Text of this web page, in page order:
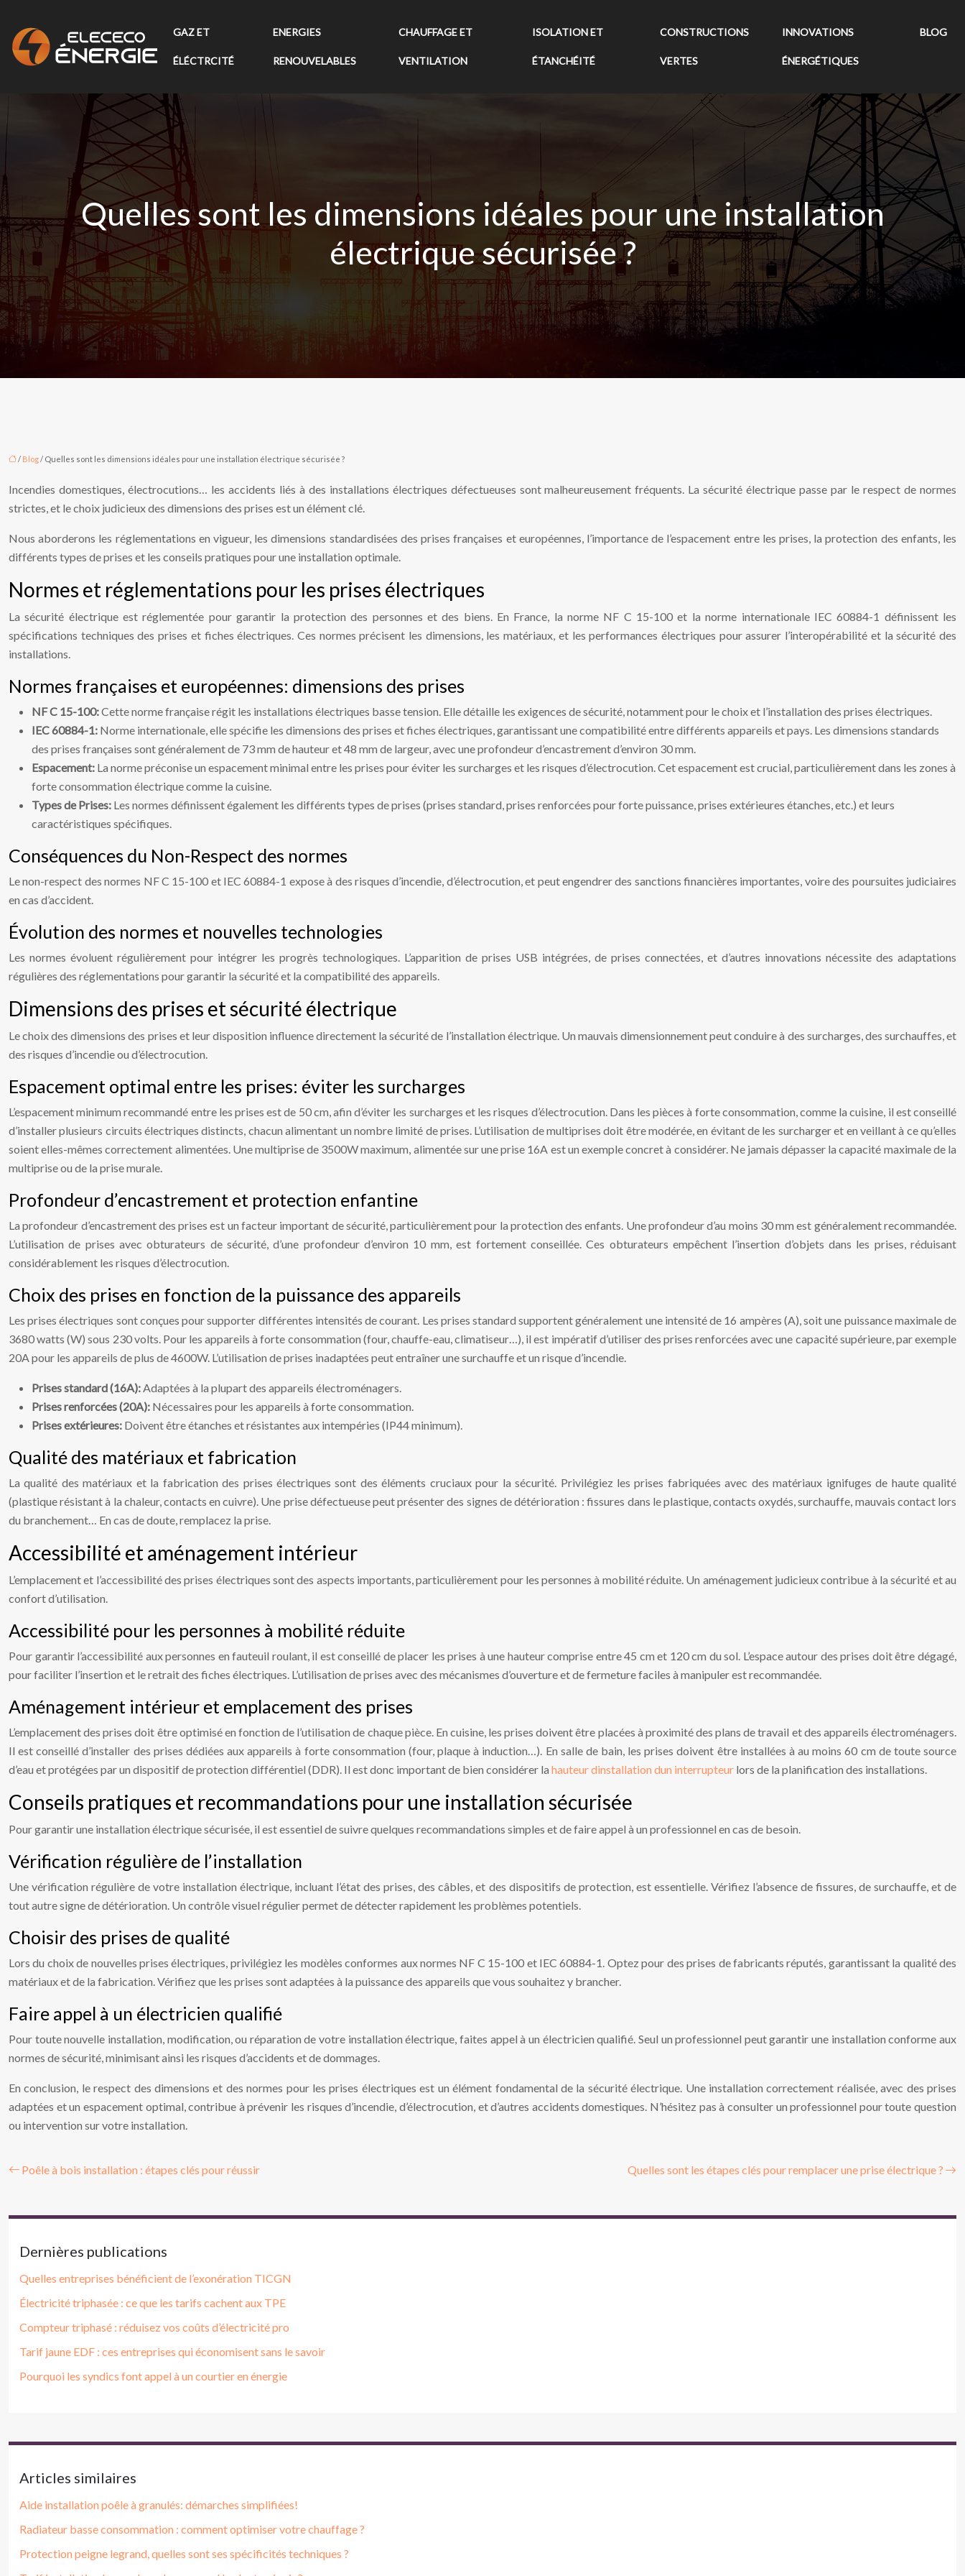
GAZ ET
ÉLÉCTRCITÉ
ENERGIES
RENOUVELABLES
CHAUFFAGE ET
VENTILATION
ISOLATION ET
ÉTANCHÉITÉ
CONSTRUCTIONS
VERTES
INNOVATIONS
ÉNERGÉTIQUES
BLOG
Quelles sont les dimensions idéales pour une installation
électrique sécurisée ?
/ Blog/ Quelles sont les dimensions idéales pour une installation électrique sécurisée ?
Incendies domestiques, électrocutions… les accidents liés à des installations électriques défectueuses sont malheureusement fréquents. La sécurité électrique passe par le respect de normes
strictes, et le choix judicieux des dimensions des prises est un élément clé.
Nous aborderons les réglementations en vigueur, les dimensions standardisées des prises françaises et européennes, l’importance de l’espacement entre les prises, la protection des enfants, les
différents types de prises et les conseils pratiques pour une installation optimale.
Normes et réglementations pour les prises électriques
La sécurité électrique est réglementée pour garantir la protection des personnes et des biens. En France, la norme NF C 15-100 et la norme internationale IEC 60884-1 définissent les
spécifications techniques des prises et fiches électriques. Ces normes précisent les dimensions, les matériaux, et les performances électriques pour assurer l’interopérabilité et la sécurité des
installations.
Normes françaises et européennes: dimensions des prises
NF C 15-100:Cette norme française régit les installations électriques basse tension. Elle détaille les exigences de sécurité, notamment pour le choix et l’installation des prises électriques.
IEC 60884-1: Norme internationale, elle spécifie les dimensions des prises et fiches électriques, garantissant une compatibilité entre différents appareils et pays. Les dimensions standards
des prises françaises sont généralement de 73 mm de hauteur et 48 mm de largeur, avec une profondeur d’encastrement d’environ 30 mm.
Espacement: La norme préconise un espacement minimal entre les prises pour éviter les surcharges et les risques d’électrocution. Cet espacement est crucial, particulièrement dans les zones à
forte consommation électrique comme la cuisine.
Types de Prises: Les normes définissent également les différents types de prises (prises standard, prises renforcées pour forte puissance, prises extérieures étanches, etc.) et leurs
caractéristiques spécifiques.
Conséquences du Non-Respect des normes
Le non-respect des normes NF C 15-100 et IEC 60884-1 expose à des risques d’incendie, d’électrocution, et peut engendrer des sanctions financières importantes, voire des poursuites judiciaires
en cas d’accident.
Évolution des normes et nouvelles technologies
Les normes évoluent régulièrement pour intégrer les progrès technologiques. L’apparition de prises USB intégrées, de prises connectées, et d’autres innovations nécessite des adaptations
régulières des réglementations pour garantir la sécurité et la compatibilité des appareils.
Dimensions des prises et sécurité électrique
Le choix des dimensions des prises et leur disposition influence directement la sécurité de l’installation électrique. Un mauvais dimensionnement peut conduire à des surcharges, des surchauffes, et
des risques d’incendie ou d’électrocution.
Espacement optimal entre les prises: éviter les surcharges
L’espacement minimum recommandé entre les prises est de 50 cm, afin d’éviter les surcharges et les risques d’électrocution. Dans les pièces à forte consommation, comme la cuisine, il est conseillé
d’installer plusieurs circuits électriques distincts, chacun alimentant un nombre limité de prises. L’utilisation de multiprises doit être modérée, en évitant de les surcharger et en veillant à ce qu’elles
soient elles-mêmes correctement alimentées. Une multiprise de 3500W maximum, alimentée sur une prise 16A est un exemple concret à considérer. Ne jamais dépasser la capacité maximale de la
multiprise ou de la prise murale.
Profondeur d’encastrement et protection enfantine
La profondeur d’encastrement des prises est un facteur important de sécurité, particulièrement pour la protection des enfants. Une profondeur d’au moins 30 mm est généralement recommandée.
L’utilisation de prises avec obturateurs de sécurité, d’une profondeur d’environ 10 mm, est fortement conseillée. Ces obturateurs empêchent l’insertion d’objets dans les prises, réduisant
considérablement les risques d’électrocution.
Choix des prises en fonction de la puissance des appareils
Les prises électriques sont conçues pour supporter différentes intensités de courant. Les prises standard supportent généralement une intensité de 16 ampères (A), soit une puissance maximale de
3680 watts (W) sous 230 volts. Pour les appareils à forte consommation (four, chauffe-eau, climatiseur…), il est impératif d’utiliser des prises renforcées avec une capacité supérieure, par exemple
20A pour les appareils de plus de 4600W. L’utilisation de prises inadaptées peut entraîner une surchauffe et un risque d’incendie.
Prises standard (16A):Adaptées à la plupart des appareils électroménagers.
Prises renforcées (20A): Nécessaires pour les appareils à forte consommation.
Prises extérieures: Doivent être étanches et résistantes aux intempéries (IP44 minimum).
Qualité des matériaux et fabrication
La qualité des matériaux et la fabrication des prises électriques sont des éléments cruciaux pour la sécurité. Privilégiez les prises fabriquées avec des matériaux ignifuges de haute qualité
(plastique résistant à la chaleur, contacts en cuivre). Une prise défectueuse peut présenter des signes de détérioration : fissures dans le plastique, contacts oxydés, surchauffe, mauvais contact lors
du branchement… En cas de doute, remplacez la prise.
Accessibilité et aménagement intérieur
L’emplacement et l’accessibilité des prises électriques sont des aspects importants, particulièrement pour les personnes à mobilité réduite. Un aménagement judicieux contribue à la sécurité et au
confort d’utilisation.
Accessibilité pour les personnes à mobilité réduite
Pour garantir l’accessibilité aux personnes en fauteuil roulant, il est conseillé de placer les prises à une hauteur comprise entre 45 cm et 120 cm du sol. L’espace autour des prises doit être dégagé,
pour faciliter l’insertion et le retrait des fiches électriques. L’utilisation de prises avec des mécanismes d’ouverture et de fermeture faciles à manipuler est recommandée.
Aménagement intérieur et emplacement des prises
L’emplacement des prises doit être optimisé en fonction de l’utilisation de chaque pièce. En cuisine, les prises doivent être placées à proximité des plans de travail et des appareils électroménagers.
Il est conseillé d’installer des prises dédiées aux appareils à forte consommation (four, plaque à induction…). En salle de bain, les prises doivent être installées à au moins 60 cm de toute source
d’eau et protégées par un dispositif de protection différentiel (DDR). Il est donc important de bien considérer la hauteur dinstallation dun interrupteur lors de la planification des installations.
Conseils pratiques et recommandations pour une installation sécurisée
Pour garantir une installation électrique sécurisée, il est essentiel de suivre quelques recommandations simples et de faire appel à un professionnel en cas de besoin.
Vérification régulière de l’installation
Une vérification régulière de votre installation électrique, incluant l’état des prises, des câbles, et des dispositifs de protection, est essentielle. Vérifiez l’absence de fissures, de surchauffe, et de
tout autre signe de détérioration. Un contrôle visuel régulier permet de détecter rapidement les problèmes potentiels.
Choisir des prises de qualité
Lors du choix de nouvelles prises électriques, privilégiez les modèles conformes aux normes NF C 15-100 et IEC 60884-1. Optez pour des prises de fabricants réputés, garantissant la qualité des
matériaux et de la fabrication. Vérifiez que les prises sont adaptées à la puissance des appareils que vous souhaitez y brancher.
Faire appel à un électricien qualifié
Pour toute nouvelle installation, modification, ou réparation de votre installation électrique, faites appel à un électricien qualifié. Seul un professionnel peut garantir une installation conforme aux
normes de sécurité, minimisant ainsi les risques d’accidents et de dommages.
En conclusion, le respect des dimensions et des normes pour les prises électriques est un élément fondamental de la sécurité électrique. Une installation correctement réalisée, avec des prises
adaptées et un espacement optimal, contribue à prévenir les risques d’incendie, d’électrocution, et d’autres accidents domestiques. N’hésitez pas à consulter un professionnel pour toute question
ou intervention sur votre installation.
Poêle à bois installation : étapes clés pour réussir Quelles sont les étapes clés pour remplacer une prise électrique ?
Dernières publications
Quelles entreprises bénéficient de l’exonération TICGN
Électricité triphasée : ce que les tarifs cachent aux TPE
Compteur triphasé : réduisez vos coûts d’électricité pro
Tarif jaune EDF : ces entreprises qui économisent sans le savoir
Pourquoi les syndics font appel à un courtier en énergie
Articles similaires
Aide installation poêle à granulés: démarches simplifiées!
Radiateur basse consommation : comment optimiser votre chauffage ?
Protection peigne legrand, quelles sont ses spécificités techniques ?